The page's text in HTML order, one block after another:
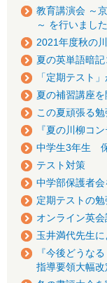
教育講演会 ～
～ を行いました
2021年度秋の
夏の英単語暗
「定期テスト
夏の補習講座
この夏頑張る
『夏の川柳コ
中学生3年生
テスト対策
中学部保護者
定期テストの
オンライン英会
玉井満代先生
『今後どうな
指導要領大幅